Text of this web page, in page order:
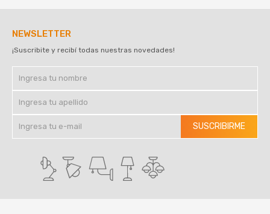
NEWSLETTER
¡Suscribite y recibí todas nuestras novedades!
SUSCRIBIRME